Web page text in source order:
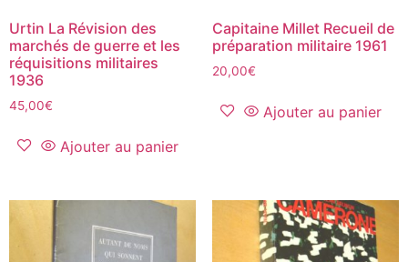
Urtin La Révision des
marchés de guerre et les
réquisitions militaires
1936
45,00€
Ajouter au panier
Capitaine Millet Recueil de
préparation militaire 1961
20,00€
Ajouter au panier